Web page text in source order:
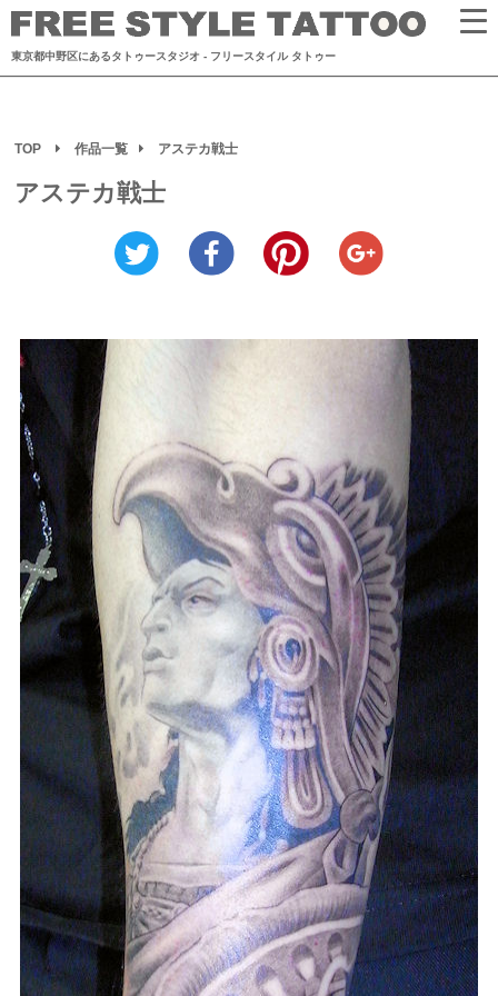
東京都中野区にあるタトゥースタジオ - フリースタイル タトゥー
TOP 作品一覧 アステカ戦士
アステカ戦士